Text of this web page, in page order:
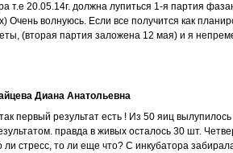
т.е 20.05.14г. должна лупиться 1-я партия
Очень волнуюсь. Если все получится как
(вторая партия заложена 12 мая) и я
Диана Анатольевна
первый результат есть ! Из 50 яиц
правда в живых осталось 30 шт.
ли стресс, то ли еще что? С инкубатора